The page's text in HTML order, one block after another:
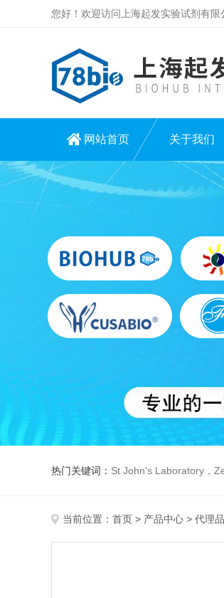
您好！欢迎访问上海起发实验试剂有限
网站首页 关于我们
热门关键词： St John's Laboratory，Zeptometrix，
当前位置： 首页 > 产品中心 > 代理